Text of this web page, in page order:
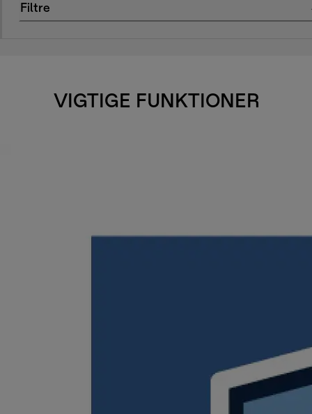
Filtre
VIGTIGE FUNKTIONER